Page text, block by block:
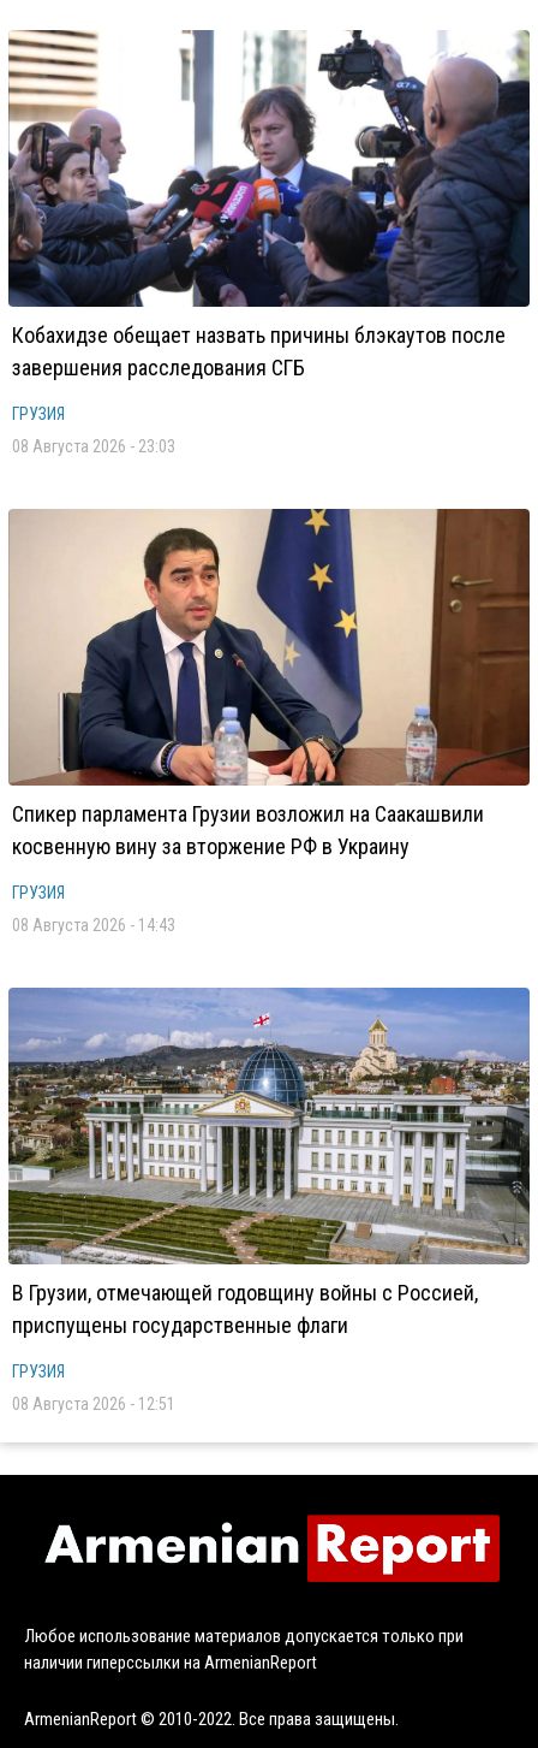
Кобахидзе обещает назвать причины блэкаутов после
завершения расследования СГБ
ГРУЗИЯ
08 Августа 2026 - 23:03
Спикер парламента Грузии возложил на Саакашвили
косвенную вину за вторжение РФ в Украину
ГРУЗИЯ
08 Августа 2026 - 14:43
В Грузии, отмечающей годовщину войны с Россией,
приспущены государственные флаги
ГРУЗИЯ
08 Августа 2026 - 12:51
Любое использование материалов допускается только при
наличии гиперссылки на ArmenianReport
ArmenianReport © 2010-2022. Все права защищены.